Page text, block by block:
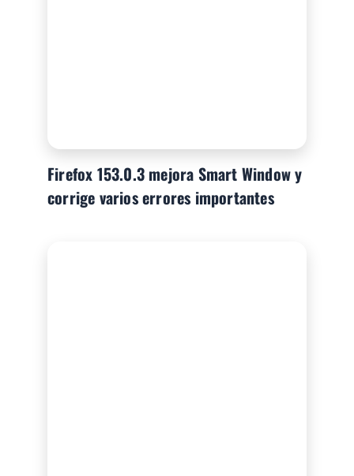
Firefox 153.0.3 mejora Smart Window y
corrige varios errores importantes